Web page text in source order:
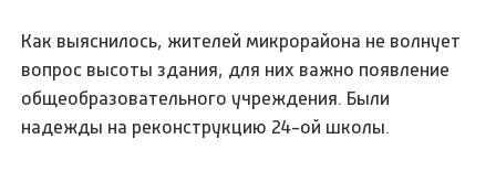
Как выяснилось, жителей микрорайона не волнует
вопрос высоты здания, для них важно появление
общеобразовательного учреждения. Были
надежды на реконструкцию 24-ой школы.